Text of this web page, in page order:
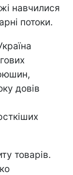
навчилися
потоки.
довів
товарів.